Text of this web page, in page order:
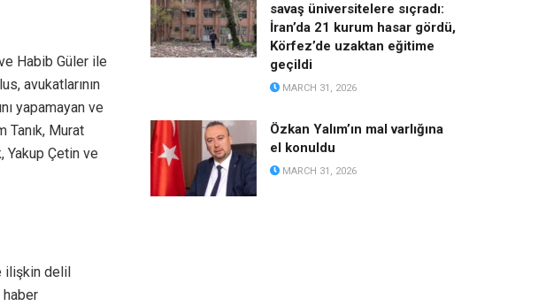
Habib Güler ile
avukatlarının
yapamayan ve
Tanık, Murat
Yakup Çetin ve
ilişkin delil
haber
savaş üniversitelere sıçradı:
İran’da 21 kurum hasar gördü,
Körfez’de uzaktan eğitime
geçildi
MARCH 31, 2026
Özkan Yalım’ın mal varlığına
el konuldu
MARCH 31, 2026